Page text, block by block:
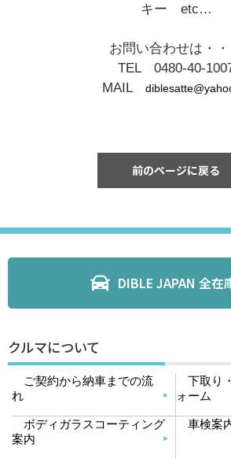
キー etc…
お問い合わせは・・
TEL 0480-40-
MAIL
前のページに戻る
DIBLE JAPAN 全在
クルマについて
ご契約から納車までの流
れ
下取り
ォーム
ボディガラスコーティング
案内
車検案